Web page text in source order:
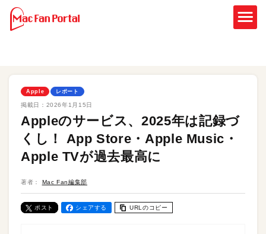
Apple レポート
掲載日： 2026年1月15日
Appleのサービス、2025年は記録づ
くし！ App Store・Apple Music・
Apple TVが過去最高に
著者： Mac Fan編集部
ポスト シェアする URLのコピー